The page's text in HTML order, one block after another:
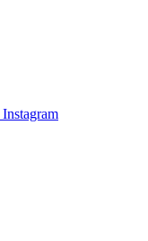
Instagram